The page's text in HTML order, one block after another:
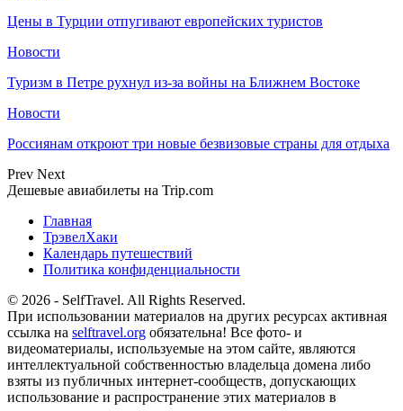
Цены в Турции отпугивают европейских туристов
Новости
Туризм в Петре рухнул из-за войны на Ближнем Востоке
Новости
Россиянам откроют три новые безвизовые страны для отдыха
Prev Next
Дешевые авиабилеты на Trip.com
Главная
ТрэвелХаки
Календарь путешествий
Политика конфиденциальности
© 2026 - SelfTravel. All Rights Reserved.
При использовании материалов на других ресурсах активная
ссылка на selftravel.org обязательна! Все фото- и
видеоматериалы, используемые на этом сайте, являются
интеллектуальной собственностью владельца домена либо
взяты из публичных интернет-сообществ, допускающих
использование и распространение этих материалов в